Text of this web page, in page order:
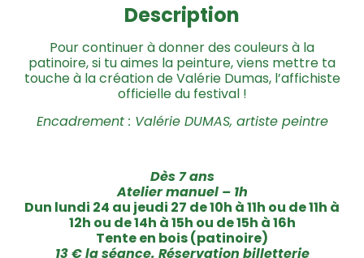
Description
Pour continuer à donner des couleurs à la
patinoire, si tu aimes la peinture, viens mettre ta
touche à la création de Valérie Dumas, l’affichiste
officielle du festival !
Encadrement : Valérie DUMAS, artiste peintre
Dès 7 ans
Atelier manuel – 1h
Dun lundi 24 au jeudi 27 de 10h à 11h ou de 11h à
12h ou de 14h à 15h ou de 15h à 16h
Tente en bois (patinoire)
13 € la séance. Réservation billetterie